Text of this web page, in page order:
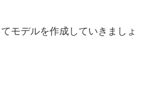
モデルを作成していきましょ